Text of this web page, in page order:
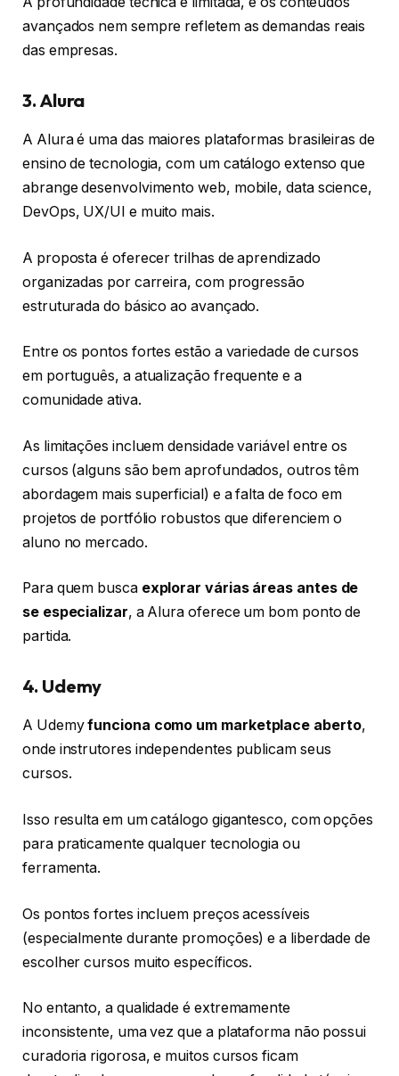
avançados nem sempre refletem as demandas reais
das empresas.
3. Alura
A Alura é uma das maiores plataformas brasileiras de
ensino de tecnologia, com um catálogo extenso que
abrange desenvolvimento web, mobile, data science,
DevOps, UX/UI e muito mais.
A proposta é oferecer trilhas de aprendizado
organizadas por carreira, com progressão
estruturada do básico ao avançado.
Entre os pontos fortes estão a variedade de cursos
em português, a atualização frequente e a
comunidade ativa.
As limitações incluem densidade variável entre os
cursos (alguns são bem aprofundados, outros têm
abordagem mais superficial) e a falta de foco em
projetos de portfólio robustos que diferenciem o
aluno no mercado.
Para quem busca explorar várias áreas antes de
se especializar, a Alura oferece um bom ponto de
partida.
4. Udemy
A Udemyfunciona como um marketplace aberto,
onde instrutores independentes publicam seus
cursos.
Isso resulta em um catálogo gigantesco, com opções
para praticamente qualquer tecnologia ou
ferramenta.
Os pontos fortes incluem preços acessíveis
(especialmente durante promoções) e a liberdade de
escolher cursos muito específicos.
No entanto, a qualidade é extremamente
inconsistente, uma vez que a plataforma não possui
curadoria rigorosa, e muitos cursos ficam